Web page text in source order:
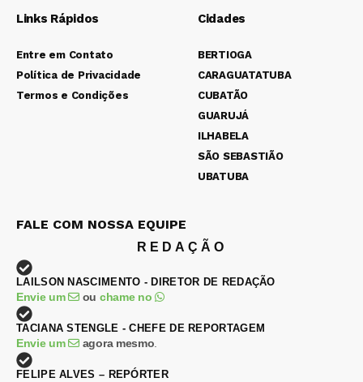
Links Rápidos
Entre em Contato
Política de Privacidade
Termos e Condições
Cidades
BERTIOGA
CARAGUATATUBA
CUBATÃO
GUARUJÁ
ILHABELA
SÃO SEBASTIÃO
UBATUBA
FALE COM NOSSA EQUIPE
REDAÇÃO
LAILSON NASCIMENTO - DIRETOR DE REDAÇÃO
Envie um ou chame no
TACIANA STENGLE - CHEFE DE REPORTAGEM
Envie um agora mesmo.
FELIPE ALVES – REPÓRTER